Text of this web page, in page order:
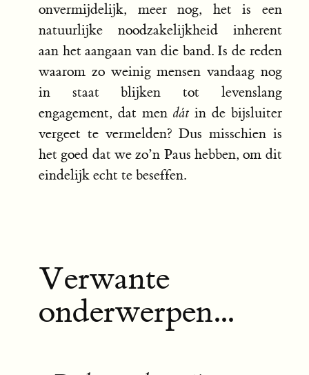
onvermijdelijk, meer nog, het is een
natuurlijke noodzakelijkheid inherent
aan het aangaan van die band. Is de reden
waarom zo weinig mensen vandaag nog
in staat blijken tot levenslang
engagement, dat men dát in de bijsluiter
vergeet te vermelden? Dus misschien is
het goed dat we zo’n Paus hebben, om dit
eindelijk echt te beseffen.
Verwante
onderwerpen...